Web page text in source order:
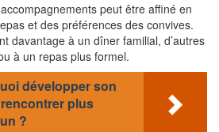
peut être affiné en
et des préférences des convives.
davantage à un dîner familial, d’autres
à un repas plus formel.
développer son
plus
?